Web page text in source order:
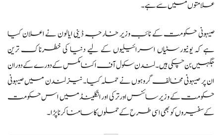
علامتوں میں سے ہے۔
صیہونی حکومت کے نائب وزیر خارجہ ڈینی ایالون نے اعلان کیا
ہے کہ یونیورسٹیاں اسرائیلیوں کے لیے دنیا کی خطرناک ترین
جگہیں بن چکی ہیں۔ لندن سکول آف اکنامکس کے دورے کے دوران
ان پر صیہونی مخالف گروہوں نے حملہ کیا۔ نیز لندن میں صیہونی
حکومت کے وزیر سائنس اور ترکی اور انگلینڈ میں اس حکومت
کے سفیروں کو بھی اسی طرح کے حملوں کا سامنا کرنا پڑا۔